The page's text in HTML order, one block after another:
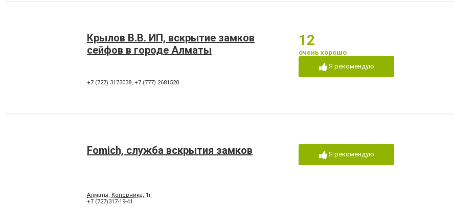
Крылов В.В. ИП, вскрытие замков
сейфов в городе Алматы
+7 (727) 3173038, +7 (777) 2681520
12
очень хорошо
Я рекомендую
Fomich, служба вскрытия замков
Алматы, Коперника, 1г
+7 (727)317-19-41
Я рекомендую